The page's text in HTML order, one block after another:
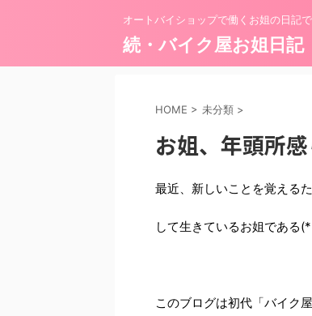
オートバイショップで働くお姐の日記で
続・バイク屋お姐日記
HOME > 未分類 >
お姐、年頭所
最近、新しいことを覚える
して生きているお姐である
このブログは初代「バイク